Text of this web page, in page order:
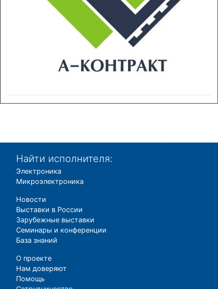
Найти исполнителя:
Электроника
Микроэлектроника
Новости
Выставки в России
Зарубежные выставки
Семинары и конференции
База знаний
О проекте
Нам доверяют
Помощь